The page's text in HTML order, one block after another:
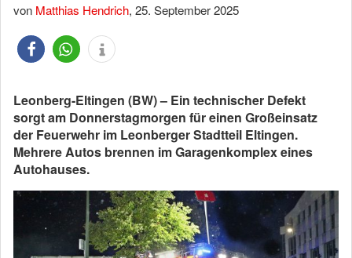
von Matthias Hendrich, 25. September 2025
Leonberg-Eltingen (BW) – Ein technischer Defekt
sorgt am Donnerstagmorgen für einen Großeinsatz
der Feuerwehr im Leonberger Stadtteil Eltingen.
Mehrere Autos brennen im Garagenkomplex eines
Autohauses.